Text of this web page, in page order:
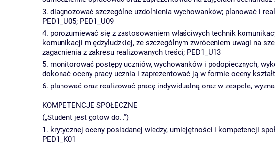
3. diagnozować szczególne uzdolnienia wychowanków; planować i
PED1_U05; PED1_U09
4. porozumiewać się z zastosowaniem właściwych technik
komunikacji międzyludzkiej, ze szczególnym zwróceniem uwagi na
zagadnienia z zakresu realizowanych treści; PED1_U13
5. monitorować postępy uczniów, wychowanków i podopiecznych,
dokonać oceny pracy ucznia i zaprezentować ją w formie oceny
6. planować oraz realizować pracę indywidualną oraz w zespole,
KOMPETENCJE SPOŁECZNE
(„Student jest gotów do…”)
1. krytycznej oceny posiadanej wiedzy, umiejętności i kompetencji
PED1_K01